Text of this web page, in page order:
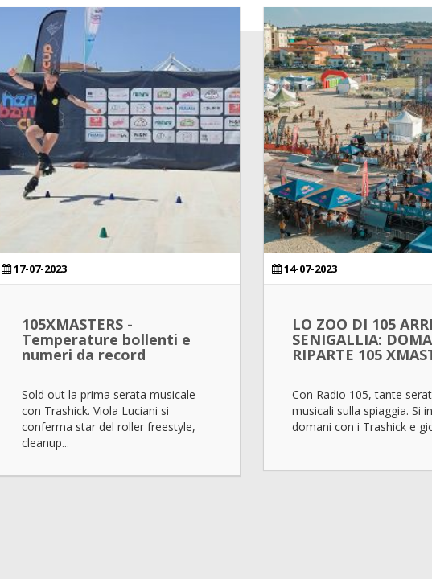
17-07-2023
105XMASTERS -
Temperature bollenti e
numeri da record
Sold out la prima serata musicale
con Trashick. Viola Luciani si
conferma star del roller freestyle,
cleanup...
14-07-2023
LO ZOO DI 105
SENIGALLIA:
RIPARTE 105
Con Radio 105, tante
musicali sulla spiaggia. Si
domani con i Trashick e